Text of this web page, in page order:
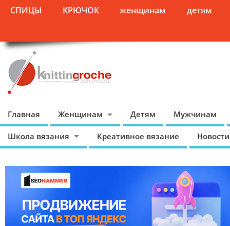
СПИЦЫ КРЮЧОК женщинам детям
Главная Женщинам Детям Мужчинам
Школа вязания Креативное вязание